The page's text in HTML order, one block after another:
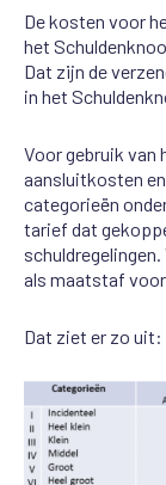
De kosten voor
het
Dat zijn de
in het
Voor gebruik van
aansluitkosten
categorieën
tarief dat
als maatstaf
Dat ziet er zo uit: